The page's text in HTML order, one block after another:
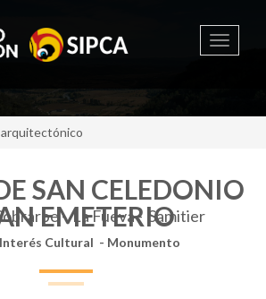
Toggle
SAN CELEDONIO
EMETERIO
- La Fueva - Samitier
Interés Cultural - Monumento